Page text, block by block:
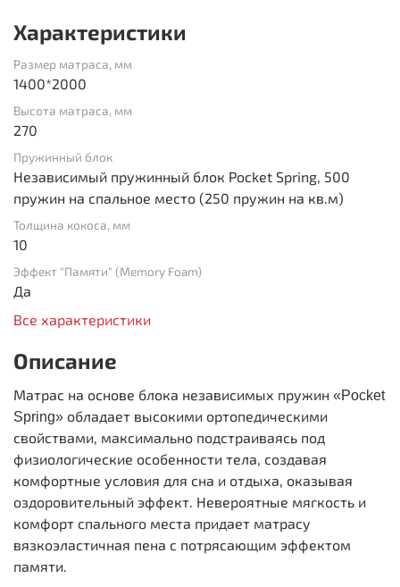
Характеристики
Размер матраса, мм
1400*2000
Высота матраса, мм
270
Пружинный блок
Независимый пружинный блок Pocket Spring, 500
пружин на спальное место (250 пружин на кв.м)
Толщина кокоса, мм
10
Эффект "Памяти" (Memory Foam)
Да
Все характеристики
Описание
Матрас на основе блока независимых пружин «Pocket
Spring» обладает высокими ортопедическими
свойствами, максимально подстраиваясь под
физиологические особенности тела, создавая
комфортные условия для сна и отдыха, оказывая
оздоровительный эффект. Невероятные мягкость и
комфорт спального места придает матрасу
вязкоэластичная пена с потрясающим эффектом
памяти.